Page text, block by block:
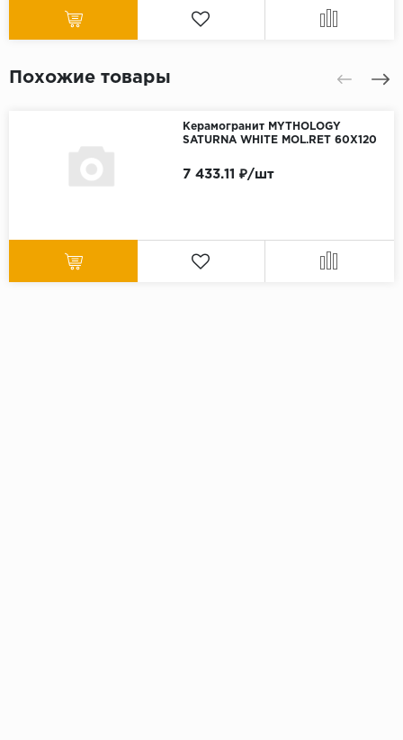
Похожие товары
Керамогранит MYTHOLOGY
SATURNA WHITE MOL.RET 60X120
7 433.11 ₽/шт